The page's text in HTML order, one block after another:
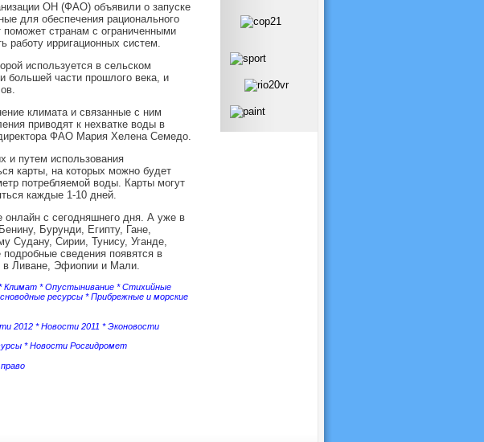
ОН (ФАО) объявили о запуске
для обеспечения рационального
странам с ограниченными
работу ирригационных систем.
используется в сельском
большей части прошлого века, и
климата и связанные с ним
приводят к нехватке воды в
директора ФАО Мария Хелена Семедо.
и путем использования
карты, на которых можно будет
потребляемой воды. Карты могут
каждые 1-10 дней.
онлайн с сегодняшнего дня. А уже в
Бурунди, Египту, Гане,
Судану, Сирии, Тунису, Уганде,
сведения появятся в
в Ливане, Эфиопии и Мали.
Климат *Опустынивание *Стихийные
ресурсы *Прибрежные и морские
2012*Новости 2011 *Эконовости
*Новости Росгидромет